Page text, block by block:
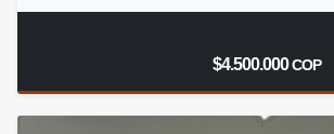
$4.500.000COP